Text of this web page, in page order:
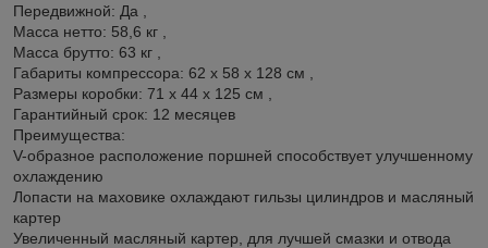
Передвижной: Да ,
Масса нетто: 58,6 кг ,
Масса брутто: 63 кг ,
Габариты компрессора: 62 x 58 x 128 см ,
Размеры коробки: 71 x 44 x 125 см ,
Гарантийный срок: 12 месяцев
Преимущества:
V-образное расположение поршней способствует улучшенному
охлаждению
Лопасти на маховике охлаждают гильзы цилиндров и масляный
картер
Увеличенный масляный картер, для лучшей смазки и отвода